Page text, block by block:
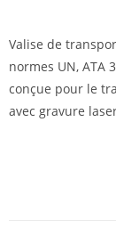
Valise de
normes UN, ATA
conçue pour le
avec gravure